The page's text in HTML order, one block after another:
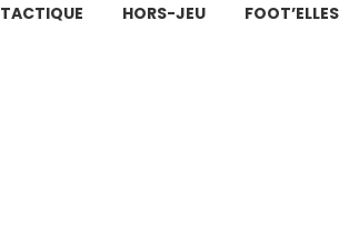
TACTIQUE HORS-JEU FOOT’ELLES